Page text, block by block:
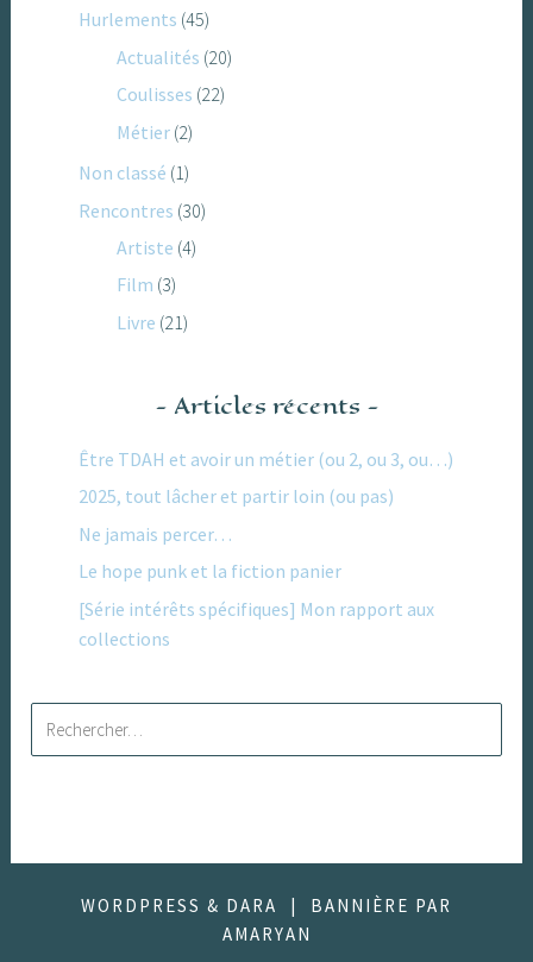
Hurlements (45)
Actualités (20)
Coulisses (22)
Métier (2)
Non classé (1)
Rencontres (30)
Artiste (4)
Film (3)
Livre (21)
Articles récents
Être TDAH et avoir un métier (ou 2, ou 3, ou…)
2025, tout lâcher et partir loin (ou pas)
Ne jamais percer…
Le hope punk et la fiction panier
[Série intérêts spécifiques] Mon rapport aux
collections
WORDPRESS & DARA |
BANNIÈRE PAR
AMARYAN